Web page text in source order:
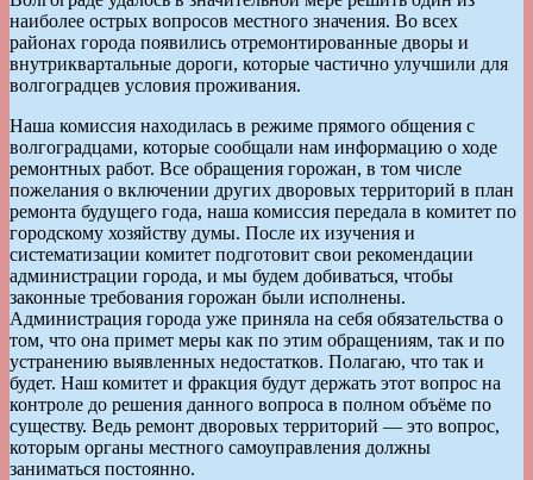
наиболее острых вопросов местного значения. Во всех
районах города появились отремонтированные дворы и
внутриквартальные дороги, которые частично улучшили для
волгоградцев условия проживания.
Наша комиссия находилась в режиме прямого общения с
волгоградцами, которые сообщали нам информацию о ходе
ремонтных работ. Все обращения горожан, в том числе
пожелания о включении других дворовых территорий в план
ремонта будущего года, наша комиссия передала в комитет по
городскому хозяйству думы. После их изучения и
систематизации комитет подготовит свои рекомендации
администрации города, и мы будем добиваться, чтобы
законные требования горожан были исполнены.
Администрация города уже приняла на себя обязательства о
том, что она примет меры как по этим обращениям, так и по
устранению выявленных недостатков. Полагаю, что так и
будет. Наш комитет и фракция будут держать этот вопрос на
контроле до решения данного вопроса в полном объёме по
существу. Ведь ремонт дворовых территорий — это вопрос,
которым органы местного самоуправления должны
заниматься постоянно.